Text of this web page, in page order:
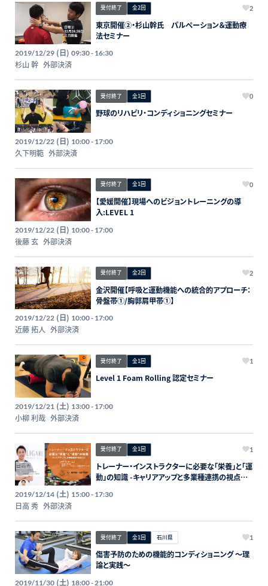
受付終了 全2回 2
東京開催②・杉山幹氏 パルペーション＆運動療
法セミナー
2019/12/29 (日) 09:30 - 16:30
杉山 幹 外部決済
受付終了 全1回 0
野球のリハビリ・コンディショニングセミナー
2019/12/22 (日) 10:00 - 17:00
久下明範 外部決済
受付終了 全1回 0
【愛媛開催】現場へのビジョントレーニングの導
入:LEVEL 1
2019/12/22 (日) 10:00 - 17:00
後藤 玄 外部決済
受付終了 全2回 2
金沢開催【呼吸と運動機能への統合的アプローチ：
骨盤帯①/胸郭肩甲帯①】
2019/12/22 (日) 10:00 - 17:00
近藤 拓人 外部決済
受付終了 全1回 1
Level 1 Foam Rolling 認定セミナー
2019/12/21 (土) 13:00 - 17:00
小柳 利哉 外部決済
受付終了 全1回 1
トレーナー・インストラクターに必要な「栄養」と「運
動」の知識 -キャリアアップと多業種連携の視点か
2019/12/14 (土) 15:00 - 17:30
日高 秀 外部決済
受付終了 全1回 石川県 1
傷害予防のための機能的コンディショニング 〜理
論と実践〜
2019/11/30 (土) 18:00 - 21:00